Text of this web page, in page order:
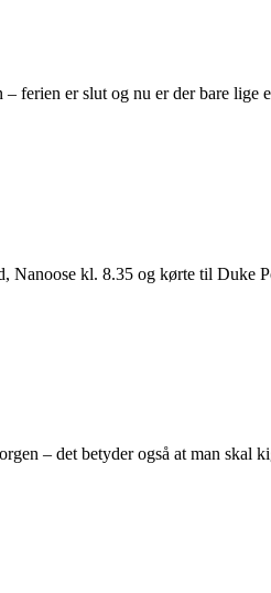
ferien er slut og nu er der bare
kl. 8.35 og kørte til Duke
– det betyder også at man skal